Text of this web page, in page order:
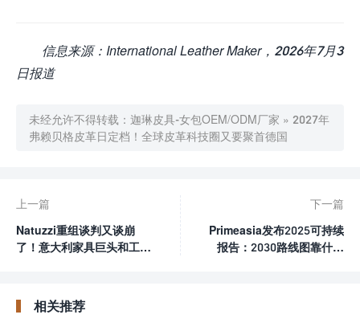
信息来源：International Leather Maker，2026年7月3
日报道
未经允许不得转载： 迦琳皮具-女包OEM/ODM厂家 » 2027年
弗赖贝格皮革日定档！全球皮革科技圈又要聚首德国
上一篇
Natuzzi重组谈判又谈崩
了！意大利家具巨头和工会
下一篇
Primeasia发布2025可持续
报告：2030路线图靠什么
相关推荐